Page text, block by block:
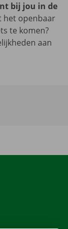
bij jou in de
het openbaar
te komen?
aan